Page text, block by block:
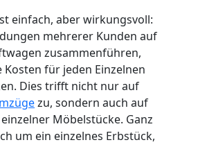
einfach, aber wirkungsvoll:
mehrerer Kunden auf
zusammenführen,
für jeden Einzelnen
Dies trifft nicht nur auf
zu, sondern auch auf
Möbelstücke. Ganz
um ein einzelnes Erbstück,